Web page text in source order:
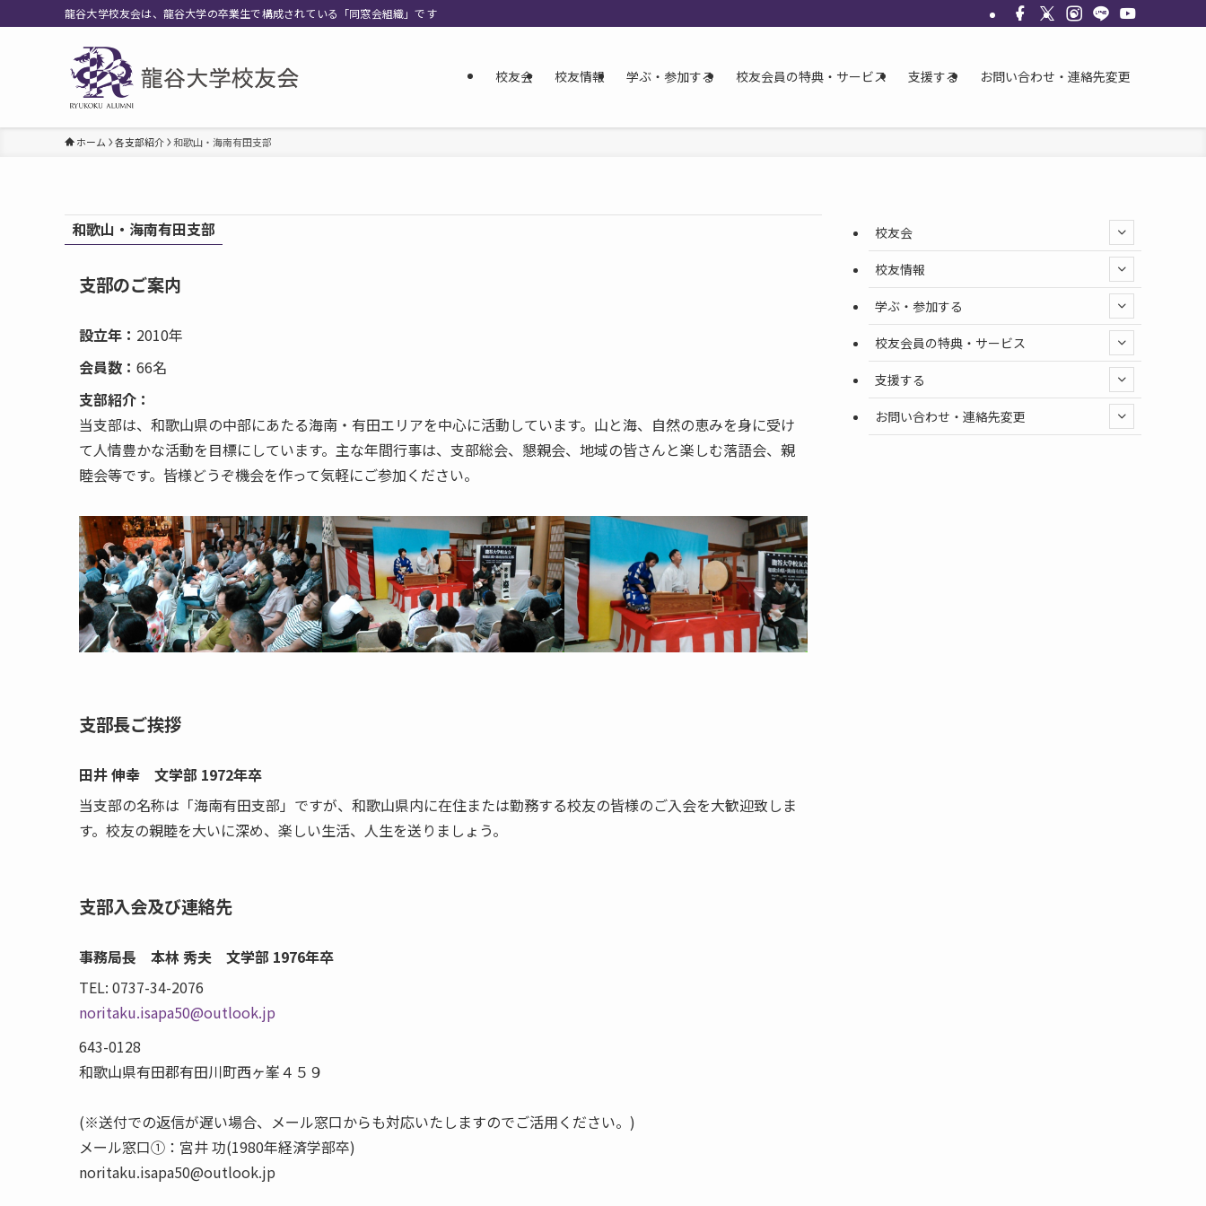
龍谷大学校友会は、龍谷大学の卒業生で構成されている「同窓会組織」です
校友会 校友情報 学ぶ・参加する 校友会員の特典・サービス 支援する お問い合わせ・連絡先変更
ホーム 各支部紹介 和歌山・海南有田支部
和歌山・海南有田支部
支部のご案内
設立年： 2010年
会員数： 66名
支部紹介：
当支部は、和歌山県の中部にあたる海南・有田エリアを中心に活動しています。山と海、自然の恵みを身に受け
て人情豊かな活動を目標にしています。主な年間行事は、支部総会、懇親会、地域の皆さんと楽しむ落語会、親
睦会等です。皆様どうぞ機会を作って気軽にご参加ください。
支部長ご挨拶
田井 伸幸 文学部 1972年卒
当支部の名称は「海南有田支部」ですが、和歌山県内に在住または勤務する校友の皆様のご入会を大歓迎致しま
す。校友の親睦を大いに深め、楽しい生活、人生を送りましょう。
支部入会及び連絡先
事務局長 本林 秀夫 文学部 1976年卒
TEL: 0737-34-2076
noritaku.isapa50@outlook.jp
643-0128
和歌山県有田郡有田川町西ヶ峯４５９
(※送付での返信が遅い場合、メール窓口からも対応いたしますのでご活用ください。)
メール窓口①：宮井 功(1980年経済学部卒)
noritaku.isapa50@outlook.jp
校友会
校友情報
学ぶ・参加する
校友会員の特典・サービス
支援する
お問い合わせ・連絡先変更